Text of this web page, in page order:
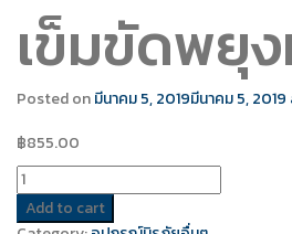
เข็มขัดพยุ
Posted onมีนาคม 5, 2019มีนาคม 5, 2019
฿855.00
Quantity
Add to cart